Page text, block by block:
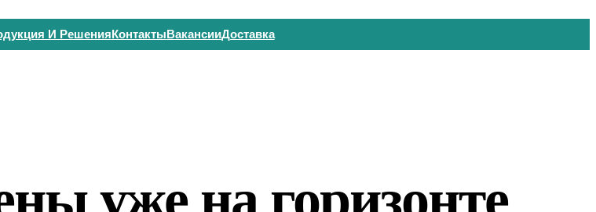
И РешенияКонтактыВакансииДоставка